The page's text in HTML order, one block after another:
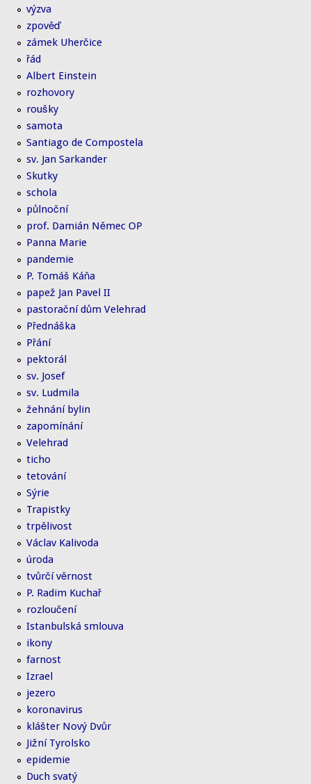
výzva
zpověď
zámek Uherčice
řád
Albert Einstein
rozhovory
roušky
samota
Santiago de Compostela
sv. Jan Sarkander
Skutky
schola
půlnoční
prof. Damián Němec OP
Panna Marie
pandemie
P. Tomáš Káňa
papež Jan Pavel II
pastorační dům Velehrad
Přednáška
Přání
pektorál
sv. Josef
sv. Ludmila
žehnání bylin
zapomínání
Velehrad
ticho
tetování
Sýrie
Trapistky
trpělivost
Václav Kalivoda
úroda
tvůrčí věrnost
P. Radim Kuchař
rozloučení
Istanbulská smlouva
ikony
farnost
Izrael
jezero
koronavirus
klášter Nový Dvůr
Jižní Tyrolsko
epidemie
Duch svatý